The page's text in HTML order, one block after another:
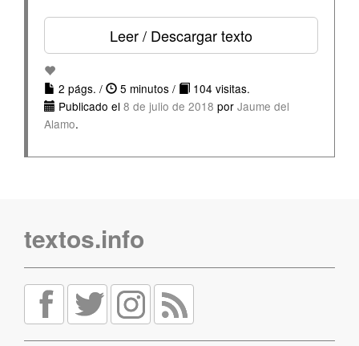
Leer / Descargar texto
2 págs. / 5 minutos /
104 visitas.
Publicado el 8 de julio de 2018 por Jaume del
Alamo.
textos.info